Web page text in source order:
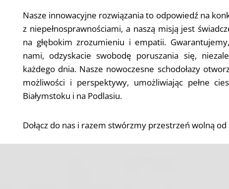
Nasze innowacyjne rozwiązania to odpowiedź na
z niepełnosprawnościami, a naszą misją jest
na głębokim zrozumieniu i empatii.
nami, odzyskacie swobodę poruszania się,
każdego dnia. Nasze nowoczesne schodołazy
możliwości i perspektywy, umożliwiając pełne
Białymstoku i na Podlasiu.
Dołącz do nas i razem stwórzmy przestrzeń wolną